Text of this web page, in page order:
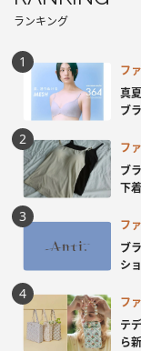
ランキング
フ
真
ブ
フ
ブ
下
フ
ブ
シ
フ
テ
ら